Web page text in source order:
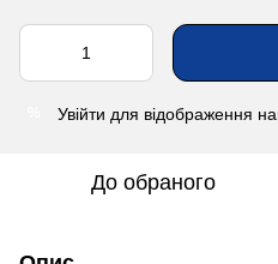
Увійти для відображення
До обраного